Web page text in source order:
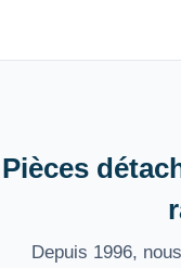
Pièces
Depuis 1996,